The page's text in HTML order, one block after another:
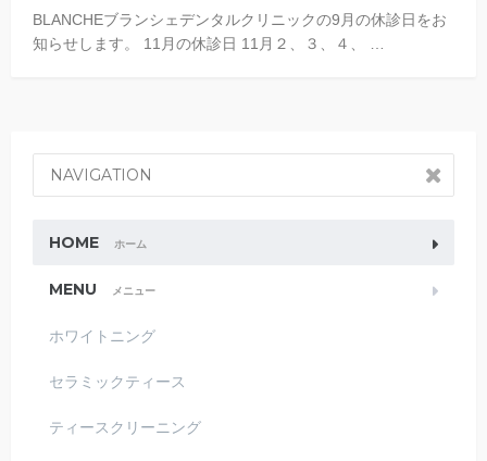
BLANCHEブランシェデンタルクリニックの9月の休診日をお
知らせします。 11月の休診日 11月２、３、４、 …
NAVIGATION
HOME ホーム
MENU メニュー
ホワイトニング
セラミックティース
ティースクリーニング